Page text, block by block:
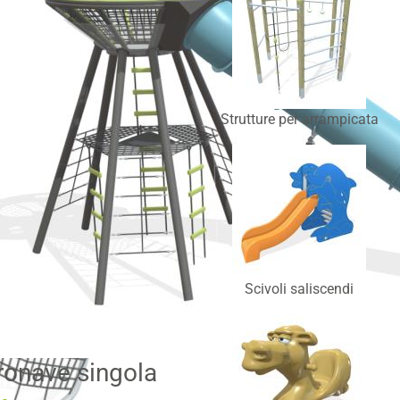
Strutture per arrampicata
Scivoli saliscendi
singola